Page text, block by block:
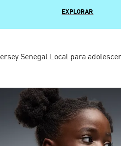
EXPLORAR
Senegal Local para